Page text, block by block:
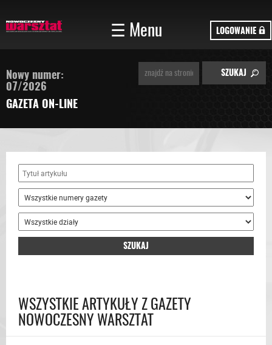
☰ Menu LOGOWANIE
Nowy numer:
07/2026
GAZETA ON-LINE
WSZYSTKIE ARTYKUŁY Z GAZETY
NOWOCZESNY WARSZTAT